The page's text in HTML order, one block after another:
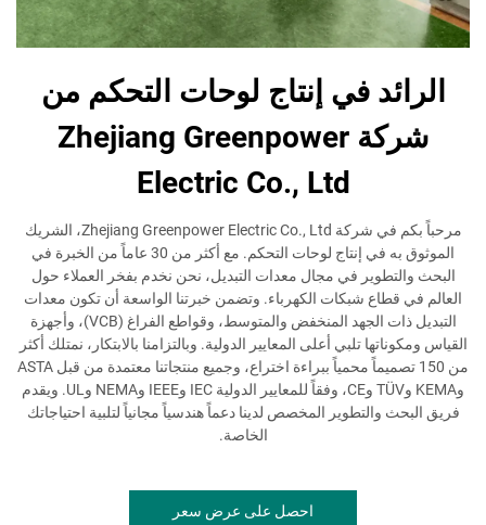
الرائد في إنتاج لوحات التحكم من
شركة Zhejiang Greenpower
Electric Co., Ltd
مرحباً بكم في شركة Zhejiang Greenpower Electric Co., Ltd، الشريك
الموثوق به في إنتاج لوحات التحكم. مع أكثر من 30 عاماً من الخبرة في
البحث والتطوير في مجال معدات التبديل، نحن نخدم بفخر العملاء حول
العالم في قطاع شبكات الكهرباء. وتضمن خبرتنا الواسعة أن تكون معدات
التبديل ذات الجهد المنخفض والمتوسط، وقواطع الفراغ (VCB)، وأجهزة
القياس ومكوناتها تلبي أعلى المعايير الدولية. وبالتزامنا بالابتكار، نمتلك أكثر
من 150 تصميماً محمياً ببراءة اختراع، وجميع منتجاتنا معتمدة من قبل ASTA
وKEMA وTÜV وCE، وفقاً للمعايير الدولية IEC وIEEE وNEMA وUL. ويقدم
فريق البحث والتطوير المخصص لدينا دعماً هندسياً مجانياً لتلبية احتياجاتك
الخاصة.
احصل على عرض سعر